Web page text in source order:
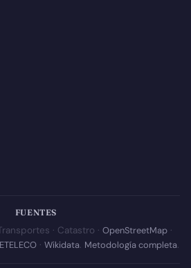
FUENTES
· Catastro · OpenStreetMap·
· Wikidata. Metodología completa.